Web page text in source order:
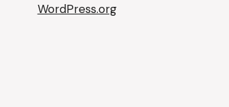
WordPress.org